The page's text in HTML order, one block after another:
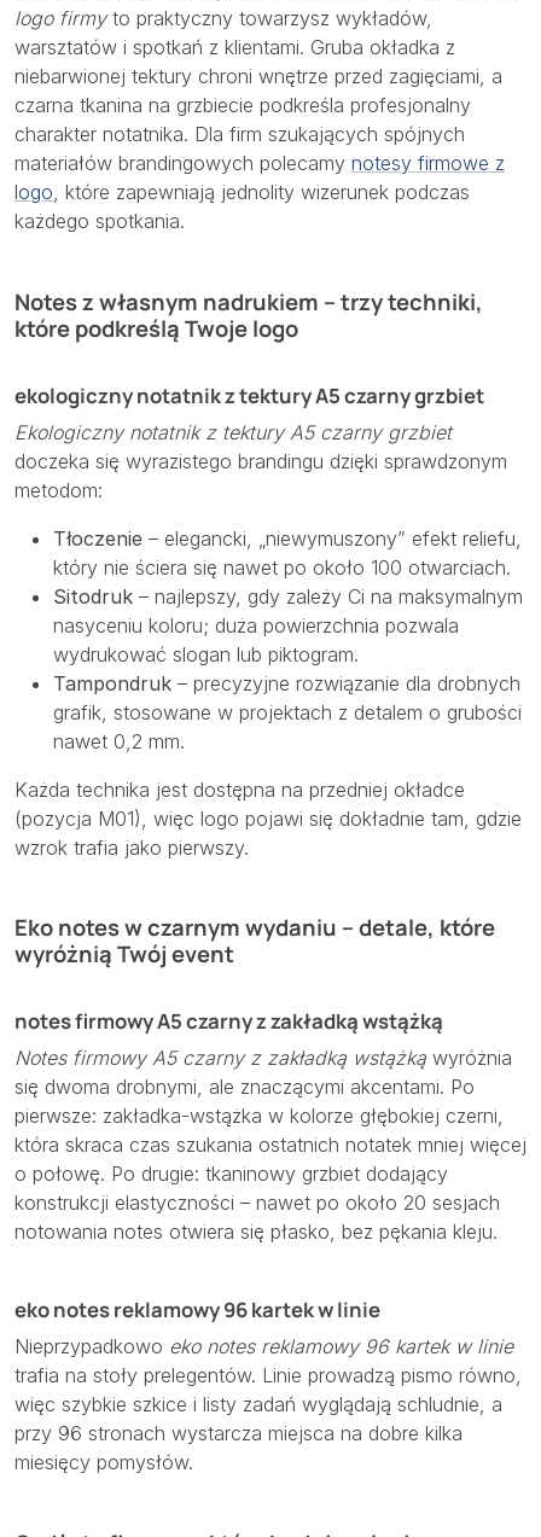
logo firmyto praktyczny towarzysz wykładów,
warsztatów i spotkań z klientami. Gruba okładka z
niebarwionej tektury chroni wnętrze przed zagięciami, a
czarna tkanina na grzbiecie podkreśla profesjonalny
charakter notatnika. Dla firm szukających spójnych
materiałów brandingowych polecamy notesy firmowe z
logo, które zapewniają jednolity wizerunek podczas
każdego spotkania.
Notes z własnym nadrukiem – trzy techniki,
które podkreślą Twoje logo
ekologiczny notatnik z tektury A5 czarny grzbiet
Ekologiczny notatnik z tektury A5 czarny grzbiet
doczeka się wyrazistego brandingu dzięki sprawdzonym
metodom:
Tłoczenie – elegancki, „niewymuszony” efekt reliefu,
który nie ściera się nawet po około 100 otwarciach.
Sitodruk – najlepszy, gdy zależy Ci na maksymalnym
nasyceniu koloru; duża powierzchnia pozwala
wydrukować slogan lub piktogram.
Tampondruk – precyzyjne rozwiązanie dla drobnych
grafik, stosowane w projektach z detalem o grubości
nawet 0,2 mm.
Każda technika jest dostępna na przedniej okładce
(pozycja M01), więc logo pojawi się dokładnie tam, gdzie
wzrok trafia jako pierwszy.
Eko notes w czarnym wydaniu – detale, które
wyróżnią Twój event
notes firmowy A5 czarny z zakładką wstążką
Notes firmowy A5 czarny z zakładką wstążką wyróżnia
się dwoma drobnymi, ale znaczącymi akcentami. Po
pierwsze: zakładka-wstążka w kolorze głębokiej czerni,
która skraca czas szukania ostatnich notatek mniej więcej
o połowę. Po drugie: tkaninowy grzbiet dodający
konstrukcji elastyczności – nawet po około 20 sesjach
notowania notes otwiera się płasko, bez pękania kleju.
eko notes reklamowy 96 kartek w linie
Nieprzypadkowo eko notes reklamowy 96 kartek w linie
trafia na stoły prelegentów. Linie prowadzą pismo równo,
więc szybkie szkice i listy zadań wyglądają schludnie, a
przy 96 stronach wystarcza miejsca na dobre kilka
miesięcy pomysłów.